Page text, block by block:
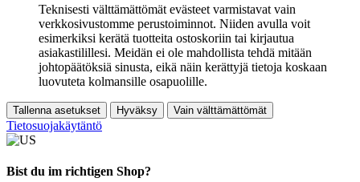
Teknisesti välttämättömät evästeet varmistavat vain
verkkosivustomme perustoiminnot. Niiden avulla voit
esimerkiksi kerätä tuotteita ostoskoriin tai kirjautua
asiakastilillesi. Meidän ei ole mahdollista tehdä mitään
johtopäätöksiä sinusta, eikä näin kerättyjä tietoja koskaan
luovuteta kolmansille osapuolille.
Tallenna asetukset Hyväksy Vain välttämättömät
Tietosuojakäytäntö
Bist du im richtigen Shop?